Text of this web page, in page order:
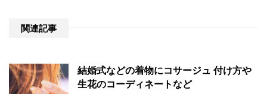
関連記事
結婚式などの着物にコサージュ 付け方や
生花のコーディネートなど